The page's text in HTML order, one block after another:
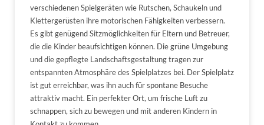
verschiedenen Spielgeräten wie Rutschen, Schaukeln und
Klettergerüsten ihre motorischen Fähigkeiten verbessern.
Es gibt genügend Sitzmöglichkeiten für Eltern und Betreuer,
die die Kinder beaufsichtigen können. Die grüne Umgebung
und die gepflegte Landschaftsgestaltung tragen zur
entspannten Atmosphäre des Spielplatzes bei. Der Spielplatz
ist gut erreichbar, was ihn auch für spontane Besuche
attraktiv macht. Ein perfekter Ort, um frische Luft zu
schnappen, sich zu bewegen und mit anderen Kindern in